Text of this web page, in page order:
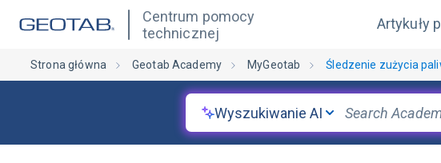
Centrum pomocy
technicznej
Artykuły
Strona główna Geotab Academy MyGeotab Śledzenie zużycia
Wyszukiwanie AI